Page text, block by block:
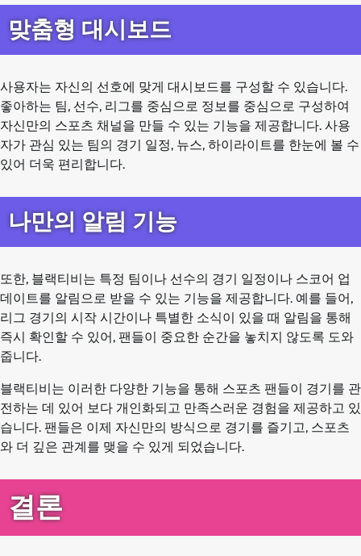
맞춤형 대시보드
사용자는 자신의 선호에 맞게 대시보드를 구성할 수 있습니다.
좋아하는 팀, 선수, 리그를 중심으로 정보를 중심으로 구성하여
자신만의 스포츠 채널을 만들 수 있는 기능을 제공합니다. 사용
자가 관심 있는 팀의 경기 일정, 뉴스, 하이라이트를 한눈에 볼 수
있어 더욱 편리합니다.
나만의 알림 기능
또한, 블랙티비는 특정 팀이나 선수의 경기 일정이나 스코어 업
데이트를 알림으로 받을 수 있는 기능을 제공합니다. 예를 들어,
리그 경기의 시작 시간이나 특별한 소식이 있을 때 알림을 통해
즉시 확인할 수 있어, 팬들이 중요한 순간을 놓치지 않도록 도와
줍니다.
블랙티비는 이러한 다양한 기능을 통해 스포츠 팬들이 경기를 관
전하는 데 있어 보다 개인화되고 만족스러운 경험을 제공하고 있
습니다. 팬들은 이제 자신만의 방식으로 경기를 즐기고, 스포츠
와 더 깊은 관계를 맺을 수 있게 되었습니다.
결론